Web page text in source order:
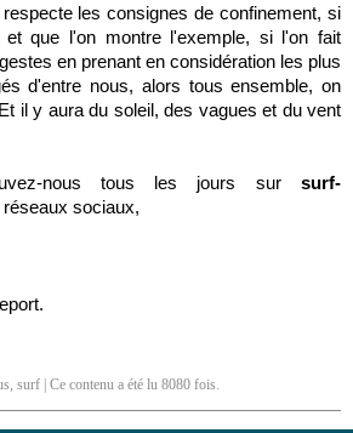
les consignes de confinement, si
et que l'on montre l'exemple, si l'on fait
en prenant en considération les plus
d'entre nous, alors tous ensemble, on
il y aura du soleil, des vagues et du vent
nous tous les jours sur surf-
sociaux,
surf | Ce contenu a été lu 8080 fois.